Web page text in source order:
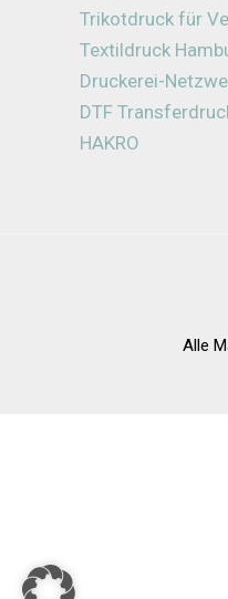
Trikotdruck für
Textildruck
Druckerei-
DTF
HAKRO
Alle